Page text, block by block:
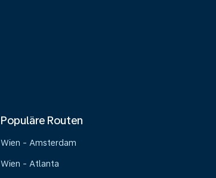
Populäre Routen
Wien - Amsterdam
Wien - Atlanta